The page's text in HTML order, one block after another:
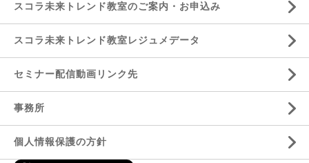
スコラ未来トレンド教室のご案内・お申込み
スコラ未来トレンド教室レジュメデータ
セミナー配信動画リンク先
事務所
個人情報保護の方針